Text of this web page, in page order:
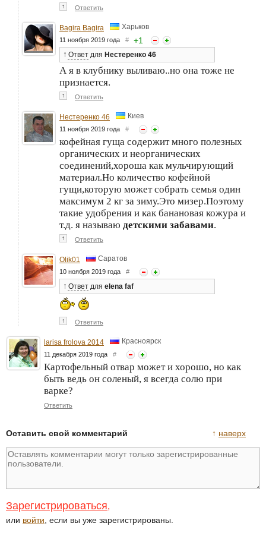
↑ Ответить
Bagira Bagira Харьков
11 ноября 2019 года # +1
↑ Ответ для Нестеренко 46
А я в клубнику выливаю..но она тоже не
признается.
↑ Ответить
Нестеренко 46 Киев
11 ноября 2019 года #
кофейная гуща содержит много полезных
органических и неорганических
соединений,хороша как мульчирующий
материал.Но количество кофейной
гущи,которую может собрать семья один
максимум 2 кг за зиму.Это мизер.Поэтому
такие удобрения и как банановая кожура и
т.д. я называю детскими забавами.
↑ Ответить
Olik01 Саратов
10 ноября 2019 года #
↑ Ответ для elena faf
↑ Ответить
larisa frolova 2014 Красноярск
11 декабря 2019 года #
Картофельный отвар может и хорошо, но как
быть ведь он соленый, я всегда солю при
варке?
Ответить
↑ наверх
Оставить свой комментарий
Зарегистрироваться,
или войти , если вы уже зарегистрированы.